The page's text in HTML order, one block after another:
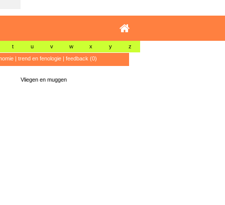
t u v w x y z
| trend en fenologie| feedback (0)
Vliegen en muggen